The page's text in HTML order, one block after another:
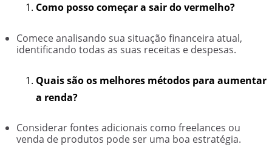
Como posso começar a sair do vermelho?
Comece analisando sua situação financeira atual,
identificando todas as suas receitas e despesas.
Quais são os melhores métodos para aumentar
a renda?
Considerar fontes adicionais como freelances ou
venda de produtos pode ser uma boa estratégia.